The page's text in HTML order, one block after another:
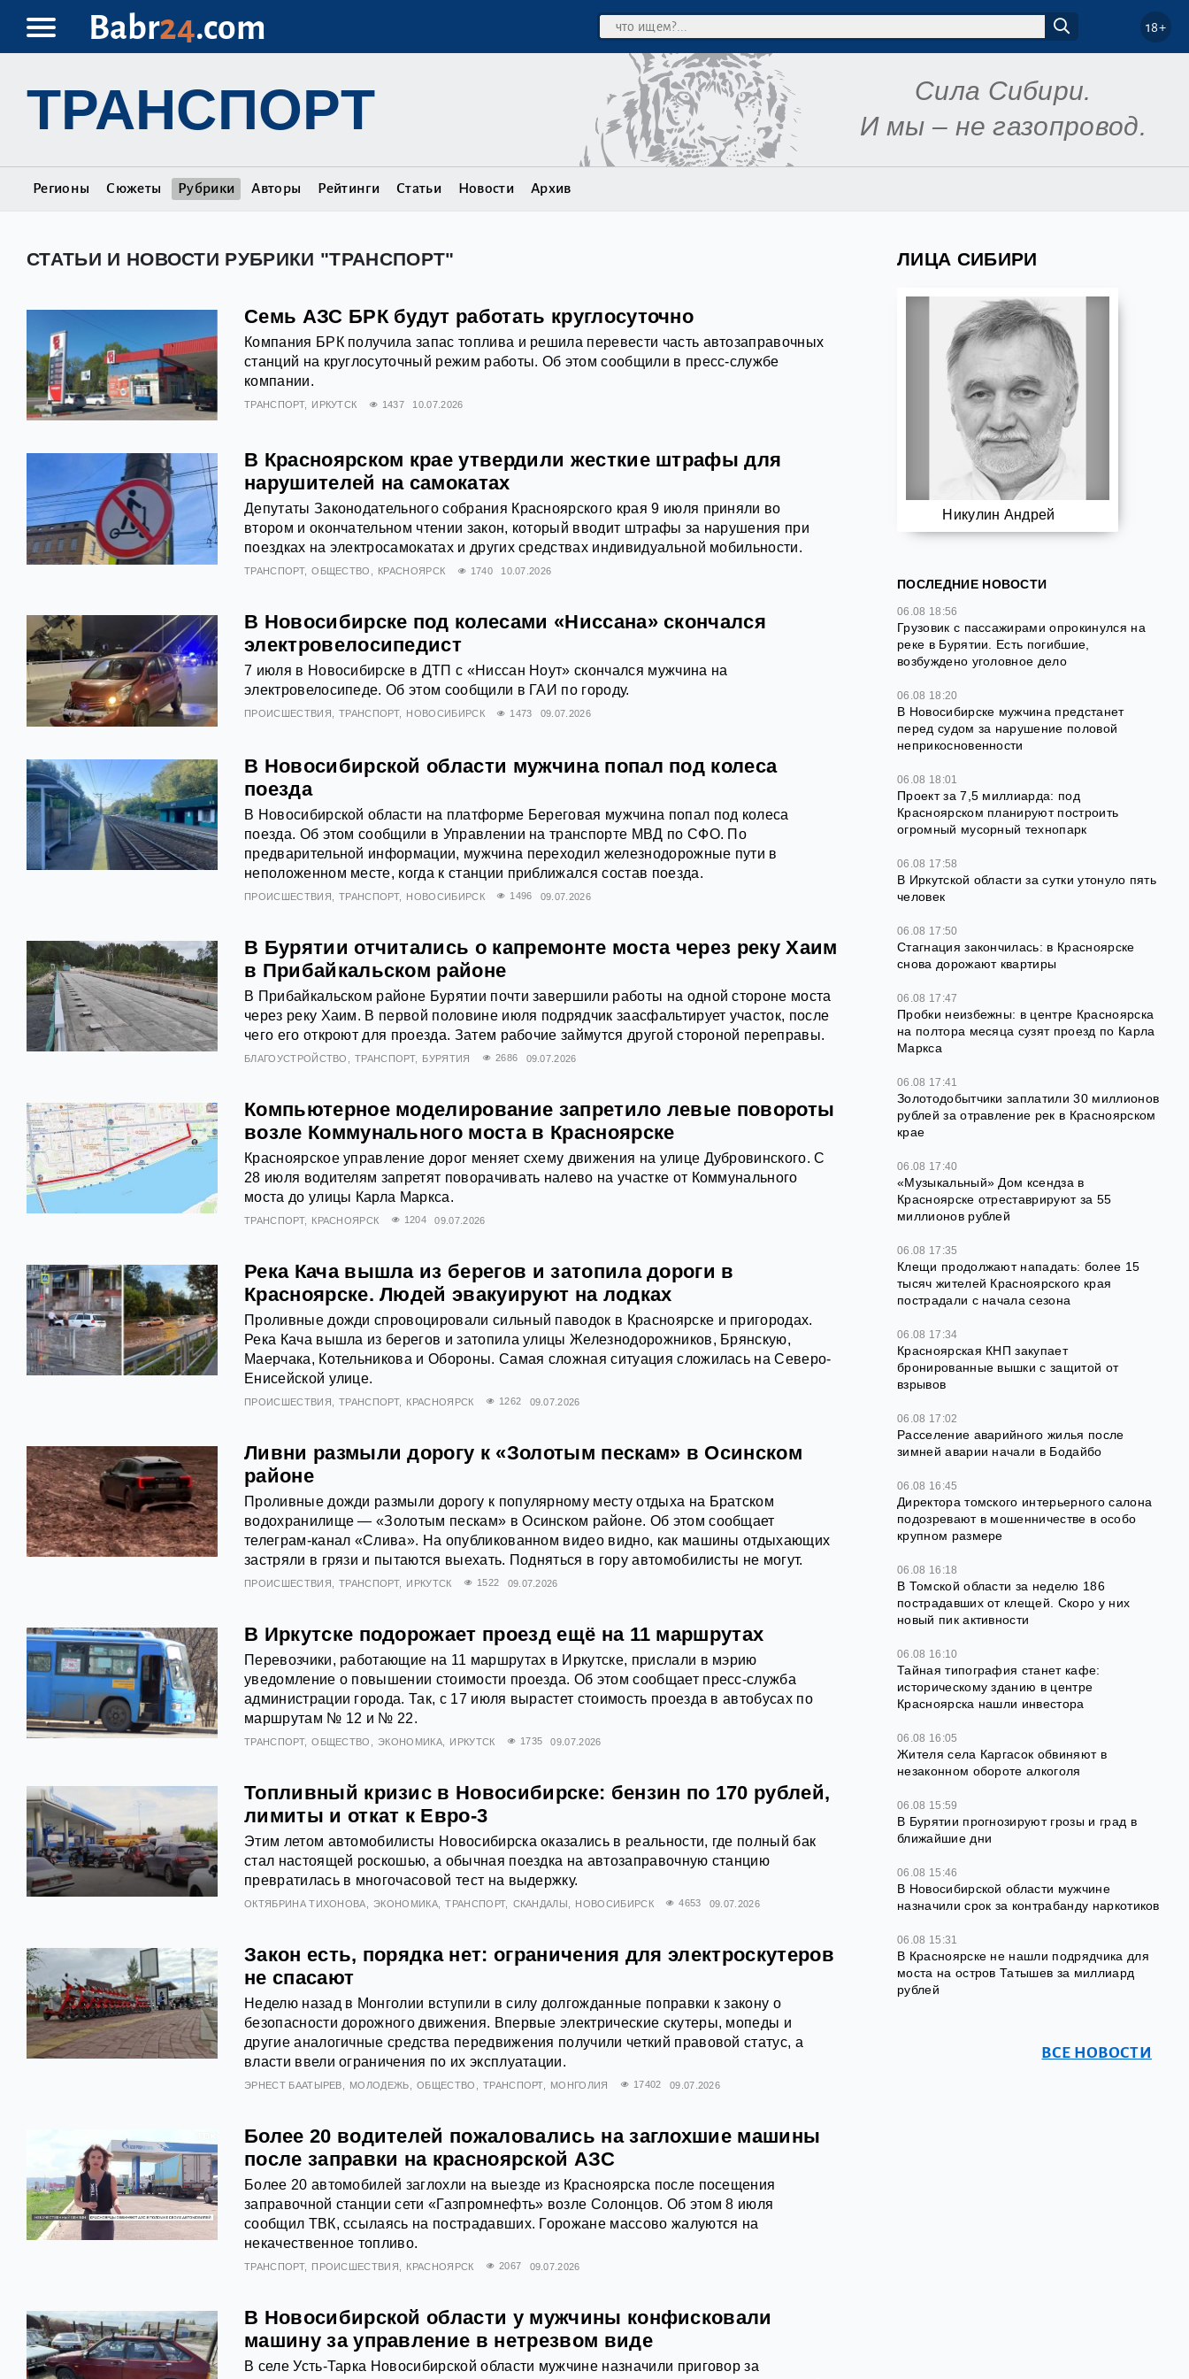
Babr24.com 18+
Сила Сибири.
И мы – не газопровод.
ТРАНСПОРТ
Регионы Сюжеты Рубрики Авторы Рейтинги Статьи Новости Архив
СТАТЬИ И НОВОСТИ РУБРИКИ "ТРАНСПОРТ"
Семь АЗС БРК будут работать круглосуточно
Компания БРК получила запас топлива и решила перевести часть автозаправочных
станций на круглосуточный режим работы. Об этом сообщили в пресс‑службе
компании.
ТРАНСПОРТ ИРКУТСК 1437 10.07.2026
В Красноярском крае утвердили жесткие штрафы для
нарушителей на самокатах
Депутаты Законодательного собрания Красноярского края 9 июля приняли во
втором и окончательном чтении закон, который вводит штрафы за нарушения при
поездках на электросамокатах и других средствах индивидуальной мобильности.
ТРАНСПОРТ ОБЩЕСТВО КРАСНОЯРСК 1740 10.07.2026
В Новосибирске под колесами «Ниссана» скончался
электровелосипедист
7 июля в Новосибирске в ДТП с «Ниссан Ноут» скончался мужчина на
электровелосипеде. Об этом сообщили в ГАИ по городу.
ПРОИСШЕСТВИЯ ТРАНСПОРТ НОВОСИБИРСК 1473 09.07.2026
В Новосибирской области мужчина попал под колеса
поезда
В Новосибирской области на платформе Береговая мужчина попал под колеса
поезда. Об этом сообщили в Управлении на транспорте МВД по СФО. По
предварительной информации, мужчина переходил железнодорожные пути в
неположенном месте, когда к станции приближался состав поезда.
ПРОИСШЕСТВИЯ ТРАНСПОРТ НОВОСИБИРСК 1496 09.07.2026
В Бурятии отчитались о капремонте моста через реку Хаим
в Прибайкальском районе
В Прибайкальском районе Бурятии почти завершили работы на одной стороне моста
через реку Хаим. В первой половине июля подрядчик заасфальтирует участок, после
чего его откроют для проезда. Затем рабочие займутся другой стороной переправы.
БЛАГОУСТРОЙСТВО ТРАНСПОРТ БУРЯТИЯ 2686 09.07.2026
Компьютерное моделирование запретило левые повороты
возле Коммунального моста в Красноярске
Красноярское управление дорог меняет схему движения на улице Дубровинского. С
28 июля водителям запретят поворачивать налево на участке от Коммунального
моста до улицы Карла Маркса.
ТРАНСПОРТ КРАСНОЯРСК 1204 09.07.2026
Река Кача вышла из берегов и затопила дороги в
Красноярске. Людей эвакуируют на лодках
Проливные дожди спровоцировали сильный паводок в Красноярске и пригородах.
Река Кача вышла из берегов и затопила улицы Железнодорожников, Брянскую,
Маерчака, Котельникова и Обороны. Самая сложная ситуация сложилась на Северо-
Енисейской улице.
ПРОИСШЕСТВИЯ ТРАНСПОРТ КРАСНОЯРСК 1262 09.07.2026
Ливни размыли дорогу к «Золотым пескам» в Осинском
районе
Проливные дожди размыли дорогу к популярному месту отдыха на Братском
водохранилище — «Золотым пескам» в Осинском районе. Об этом сообщает
телеграм‑канал «Слива». На опубликованном видео видно, как машины отдыхающих
застряли в грязи и пытаются выехать. Подняться в гору автомобилисты не могут.
ПРОИСШЕСТВИЯ ТРАНСПОРТ ИРКУТСК 1522 09.07.2026
В Иркутске подорожает проезд ещё на 11 маршрутах
Перевозчики, работающие на 11 маршрутах в Иркутске, прислали в мэрию
уведомление о повышении стоимости проезда. Об этом сообщает пресс‑служба
администрации города. Так, с 17 июля вырастет стоимость проезда в автобусах по
маршрутам № 12 и № 22.
ТРАНСПОРТ ОБЩЕСТВО ЭКОНОМИКА ИРКУТСК 1735 09.07.2026
Топливный кризис в Новосибирске: бензин по 170 рублей,
лимиты и откат к Евро-3
Этим летом автомобилисты Новосибирска оказались в реальности, где полный бак
стал настоящей роскошью, а обычная поездка на автозаправочную станцию
превратилась в многочасовой тест на выдержку.
ОКТЯБРИНА ТИХОНОВА ЭКОНОМИКА ТРАНСПОРТ СКАНДАЛЫ НОВОСИБИРСК 4653 09.07.2026
Закон есть, порядка нет: ограничения для электроскутеров
не спасают
Неделю назад в Монголии вступили в силу долгожданные поправки к закону о
безопасности дорожного движения. Впервые электрические скутеры, мопеды и
другие аналогичные средства передвижения получили четкий правовой статус, а
власти ввели ограничения по их эксплуатации.
ЭРНЕСТ БААТЫРЕВ МОЛОДЕЖЬ ОБЩЕСТВО ТРАНСПОРТ МОНГОЛИЯ 17402 09.07.2026
Более 20 водителей пожаловались на заглохшие машины
после заправки на красноярской АЗС
Более 20 автомобилей заглохли на выезде из Красноярска после посещения
заправочной станции сети «Газпромнефть» возле Солонцов. Об этом 8 июля
сообщил ТВК, ссылаясь на пострадавших. Горожане массово жалуются на
некачественное топливо.
ТРАНСПОРТ ПРОИСШЕСТВИЯ КРАСНОЯРСК 2067 09.07.2026
В Новосибирской области у мужчины конфисковали
машину за управление в нетрезвом виде
В селе Усть-Тарка Новосибирской области мужчине назначили приговор за
ЛИЦА СИБИРИ
Никулин Андрей
ПОСЛЕДНИЕ НОВОСТИ
06.08 18:56
Грузовик с пассажирами опрокинулся на
реке в Бурятии. Есть погибшие,
возбуждено уголовное дело
06.08 18:20
В Новосибирске мужчина предстанет
перед судом за нарушение половой
неприкосновенности
06.08 18:01
Проект за 7,5 миллиарда: под
Красноярском планируют построить
огромный мусорный технопарк
06.08 17:58
В Иркутской области за сутки утонуло пять
человек
06.08 17:50
Стагнация закончилась: в Красноярске
снова дорожают квартиры
06.08 17:47
Пробки неизбежны: в центре Красноярска
на полтора месяца сузят проезд по Карла
Маркса
06.08 17:41
Золотодобытчики заплатили 30 миллионов
рублей за отравление рек в Красноярском
крае
06.08 17:40
«Музыкальный» Дом ксендза в
Красноярске отреставрируют за 55
миллионов рублей
06.08 17:35
Клещи продолжают нападать: более 15
тысяч жителей Красноярского края
пострадали с начала сезона
06.08 17:34
Красноярская КНП закупает
бронированные вышки с защитой от
взрывов
06.08 17:02
Расселение аварийного жилья после
зимней аварии начали в Бодайбо
06.08 16:45
Директора томского интерьерного салона
подозревают в мошенничестве в особо
крупном размере
06.08 16:18
В Томской области за неделю 186
пострадавших от клещей. Скоро у них
новый пик активности
06.08 16:10
Тайная типография станет кафе:
историческому зданию в центре
Красноярска нашли инвестора
06.08 16:05
Жителя села Каргасок обвиняют в
незаконном обороте алкоголя
06.08 15:59
В Бурятии прогнозируют грозы и град в
ближайшие дни
06.08 15:46
В Новосибирской области мужчине
назначили срок за контрабанду наркотиков
06.08 15:31
В Красноярске не нашли подрядчика для
моста на остров Татышев за миллиард
рублей
ВСЕ НОВОСТИ